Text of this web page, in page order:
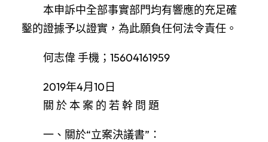
本申訴中全部事實部門均有響應的充足確
鑿的證據予以證實，為此願負任何法令責任。
何志偉 手機；15604161959
2019年4月10日
關 於 本 案 的 若 幹 問 題
一、關於“立案決議書”：